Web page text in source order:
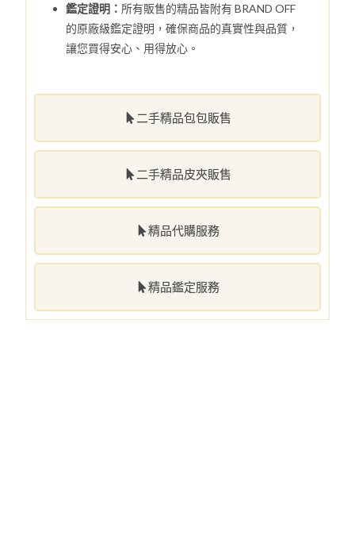
二手精品包包販售
二手精品皮夾販售
精品代購服務
精品鑑定服務
鑑定證明： 所有販售的精品皆附有 BRAND OFF
的原廠級鑑定證明，確保商品的真實性與品質，
讓您買得安心、用得放心。